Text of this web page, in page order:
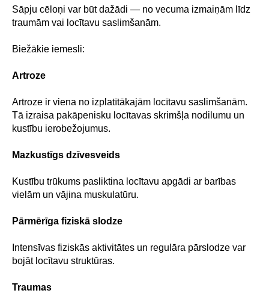
Sāpju cēloņi var būt dažādi — no vecuma izmaiņām līdz
traumām vai locītavu saslimšanām.
Biežākie iemesli:
Artroze
Artroze ir viena no izplatītākajām locītavu saslimšanām.
Tā izraisa pakāpenisku locītavas skrimšļa nodilumu un
kustību ierobežojumus.
Mazkustīgs dzīvesveids
Kustību trūkums pasliktina locītavu apgādi ar barības
vielām un vājina muskulatūru.
Pārmērīga fiziskā slodze
Intensīvas fiziskās aktivitātes un regulāra pārslodze var
bojāt locītavu struktūras.
Traumas